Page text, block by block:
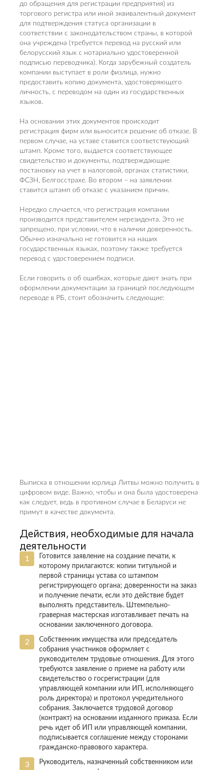
до обращения для регистрации предприятия) из
торгового регистра или иной эквивалентный документ
для подтверждения статуса организации в
соответствии с законодательством страны, в которой
она учреждена (требуется перевод на русский или
белорусский язык с нотариально удостоверенной
подписью переводчика). Когда зарубежный создатель
компании выступает в роли физлица, нужно
предоставить копию документа, удостоверяющего
личность, с переводом на один из государственных
языков.
На основании этих документов происходит
регистрация фирм или выносится решение об отказе. В
первом случае, на уставе ставится соответствующий
штамп. Кроме того, выдается соответствующее
свидетельство и документы, подтверждающие
постановку на учет в налоговой, органах статистики,
ФСЗН, Белгосстрахе. Во втором – на заявлении
ставится штамп об отказе с указанием причин.
Нередко случается, что регистрация компании
производится представителем нерезидента. Это не
запрещено, при условии, что в наличии доверенность.
Обычно изначально не готовится на наших
государственных языках, поэтому также требуется
перевод с удостоверением подписи.
Если говорить о об ошибках, которые дают знать при
оформлении документации за границей последующем
переводе в РБ, стоит обозначить следующие:
Выписка в отношении юрлица Литвы можно получить в
цифровом виде. Важно, чтобы и она была удостоверена
как следует, ведь в противном случае в Беларуси не
примут в качестве документа.
Действия, необходимые для начала
деятельности
Готовится заявление на создание печати, к
которому прилагаются: копии титульной и
первой страницы устава со штампом
регистрирующего органа; доверенности на заказ
и получение печати, если это действие будет
выполнять представитель. Штемпельно-
граверная мастерская изготавливает печать на
основании заключенного договора.
Собственник имущества или председатель
собрания участников оформляет с
руководителем трудовые отношения. Для этого
требуются заявление о приеме на работу или
свидетельство о госрегистрации (для
управляющей компании или ИП, исполняющего
роль директора) и протокол учредительного
собрания. Заключается трудовой договор
(контракт) на основании изданного приказа. Если
речь идет об ИП или управляющей компании,
подписывается соглашение между сторонами
гражданско-правового характера.
Руководитель, назначенный собственником или